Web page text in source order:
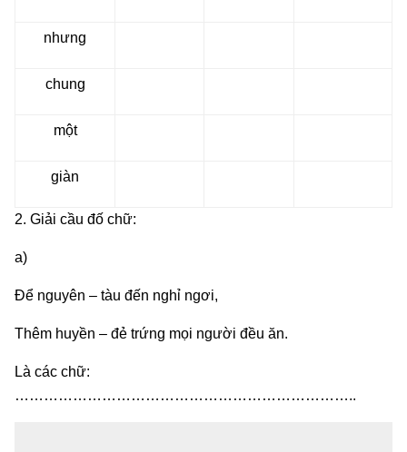
nhưng
chung
một
giàn
2. Giải cầu đố chữ:
a)
Để nguyên – tàu đến nghỉ ngơi,
Thêm huyền – đẻ trứng mọi người đều ăn.
Là các chữ:
……………………………………………………………..